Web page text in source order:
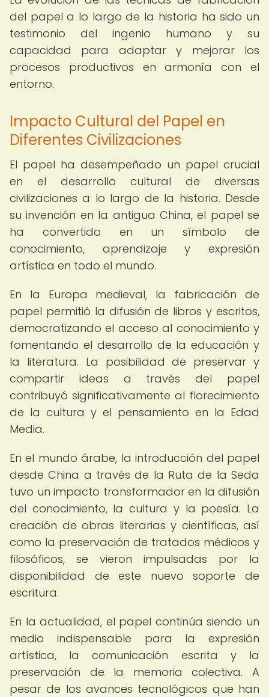
del papel a lo largo de la historia ha sido un
testimonio del ingenio humano y su
capacidad para adaptar y mejorar los
procesos productivos en armonía con el
entorno.
Impacto Cultural del Papel en
Diferentes Civilizaciones
El papel ha desempeñado un papel crucial
en el desarrollo cultural de diversas
civilizaciones a lo largo de la historia. Desde
su invención en la antigua China, el papel se
ha convertido en un símbolo de
conocimiento, aprendizaje y expresión
artística en todo el mundo.
En la Europa medieval, la fabricación de
papel permitió la difusión de libros y escritos,
democratizando el acceso al conocimiento y
fomentando el desarrollo de la educación y
la literatura. La posibilidad de preservar y
compartir ideas a través del papel
contribuyó significativamente al florecimiento
de la cultura y el pensamiento en la Edad
Media.
En el mundo árabe, la introducción del papel
desde China a través de la Ruta de la Seda
tuvo un impacto transformador en la difusión
del conocimiento, la cultura y la poesía. La
creación de obras literarias y científicas, así
como la preservación de tratados médicos y
filosóficos, se vieron impulsadas por la
disponibilidad de este nuevo soporte de
escritura.
En la actualidad, el papel continúa siendo un
medio indispensable para la expresión
artística, la comunicación escrita y la
preservación de la memoria colectiva. A
pesar de los avances tecnológicos que han